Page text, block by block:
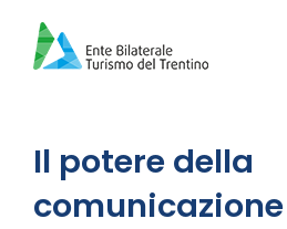
contenuto
Il potere della